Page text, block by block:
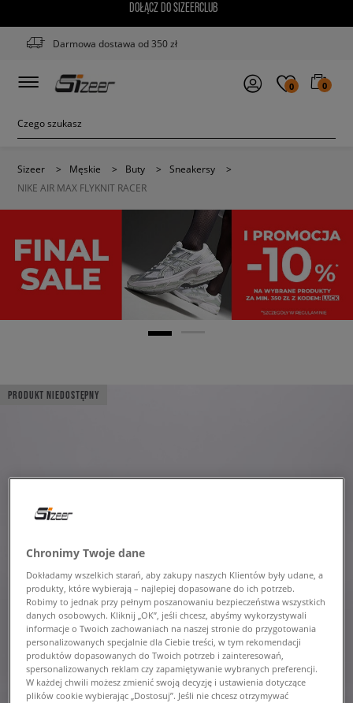
DOŁĄCZ DO SIZEERCLUB
Darmowa dostawa od 350 zł
0 0
Sizeer > Męskie > Buty > Sneakersy
>
NIKE AIR MAX FLYKNIT RACER
PRODUKT NIEDOSTĘPNY
Chronimy Twoje dane
Dokładamy wszelkich starań, aby zakupy naszych Klientów były udane, a
produkty, które wybierają – najlepiej dopasowane do ich potrzeb.
Robimy to jednak przy pełnym poszanowaniu bezpieczeństwa wszystkich
danych osobowych. Kliknij „OK”, jeśli chcesz, abyśmy wykorzystywali
informacje o Twoich zachowaniach na naszej stronie do przygotowania
personalizowanych specjalnie dla Ciebie treści, w tym rekomendacji
produktów dopasowanych do Twoich potrzeb i zainteresowań,
spersonalizowanych reklam czy zapamiętywanie wybranych preferencji.
W każdej chwili możesz zmienić swoją decyzję i ustawienia dotyczące
plików cookie wybierając „Dostosuj”. Jeśli nie chcesz otrzymywać